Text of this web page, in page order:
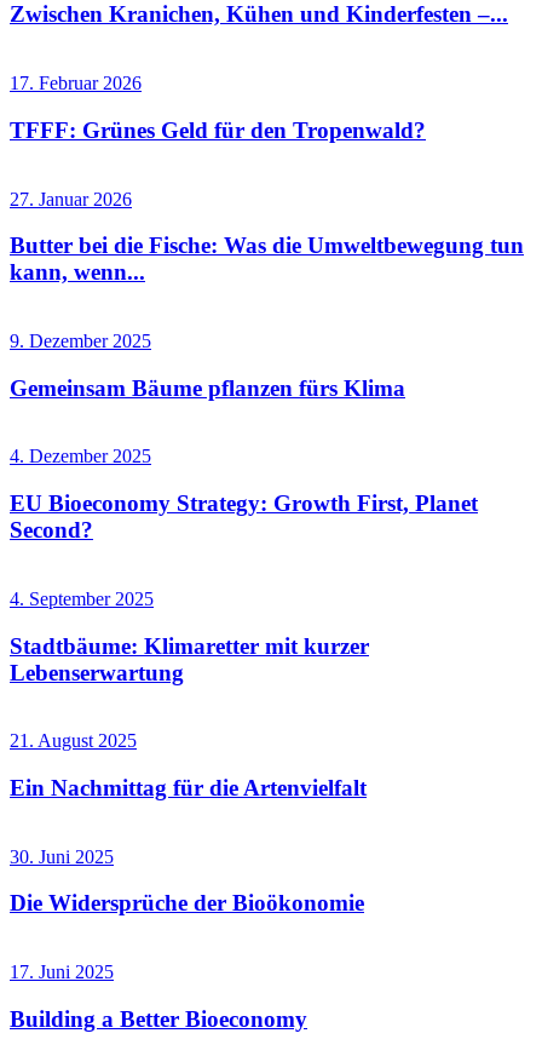
Zwischen Kranichen, Kühen und Kinderfesten –...
17. Februar 2026
TFFF: Grünes Geld für den Tropenwald?
27. Januar 2026
Butter bei die Fische: Was die Umweltbewegung tun
kann, wenn...
9. Dezember 2025
Gemeinsam Bäume pflanzen fürs Klima
4. Dezember 2025
EU Bioeconomy Strategy: Growth First, Planet
Second?
4. September 2025
Stadtbäume: Klimaretter mit kurzer
Lebenserwartung
21. August 2025
Ein Nachmittag für die Artenvielfalt
30. Juni 2025
Die Widersprüche der Bioökonomie
17. Juni 2025
Building a Better Bioeconomy